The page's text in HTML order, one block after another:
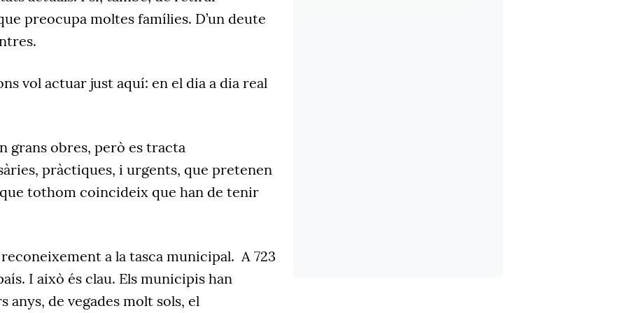
preocupa moltes famílies. D’un deute
vol actuar just aquí: en el dia a dia real
grans obres, però es tracta
pràctiques, i urgents, que pretenen
tothom coincideix que han de tenir
a la tasca municipal. A 723
I això és clau. Els municipis han
anys, de vegades molt sols, el